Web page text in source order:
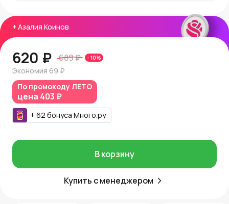
+ Азалия Коинов
620 ₽ 689 ₽ - 10%
Экономия 69 ₽
По промокоду ЛЕТО
цена 403 ₽
+ 62 бонуса Много.ру
В корзину
Купить с менеджером